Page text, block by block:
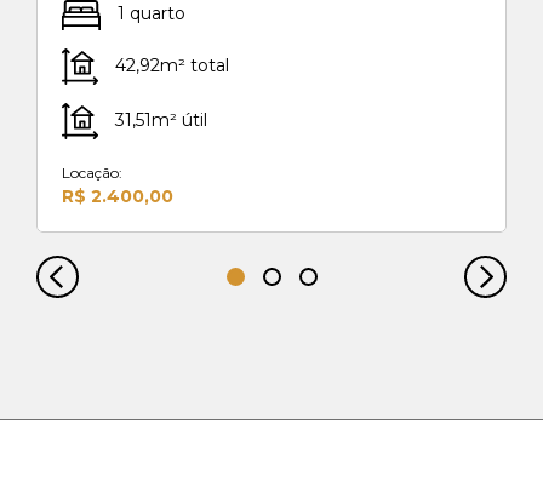
1 quarto
42,92m² total
31,51m² útil
Locação:
R$ 2.400,00